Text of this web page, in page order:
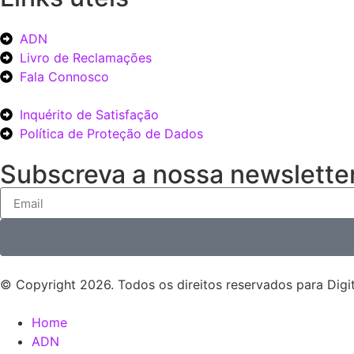
ADN
Livro de Reclamações
Fala Connosco
Inquérito de Satisfação
Política de Proteção de Dados
Subscreva a nossa
© Copyright 2026. Todos os direitos reservados para
Home
ADN